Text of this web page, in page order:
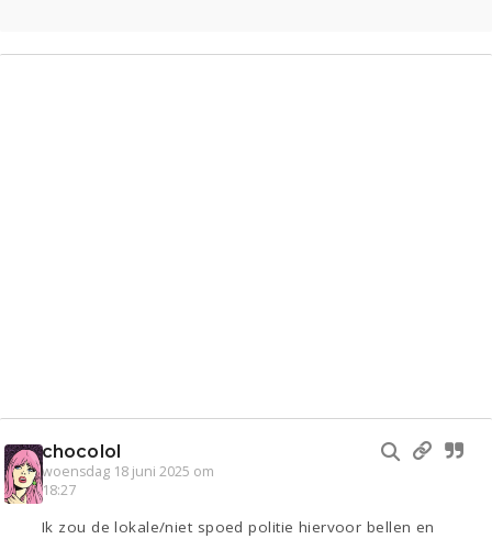
chocolol
woensdag 18 juni 2025 om
18:27
Ik zou de lokale/niet spoed politie hiervoor bellen en